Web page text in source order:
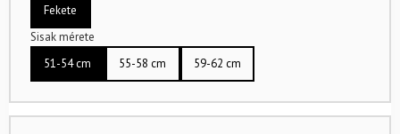
Fekete
Sisak mérete
51-54 cm
55-58 cm 59-62 cm